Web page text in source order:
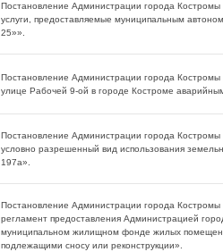
Постановление Администрации города
услуги, предоставляемые муниципальным
25»».
Постановление Администрации города
улице Рабочей 9-ой в городе Костроме
Постановление Администрации города
условно разрешенный вид использования
197а».
Постановление Администрации города
регламент предоставления Администрацией
муниципальном жилищном фонде жилых
подлежащими сносу или реконструкции».